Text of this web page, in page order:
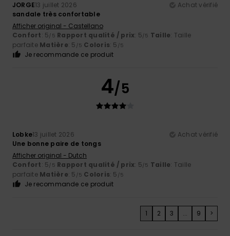
JORGE13 juillet 2026
Achat vérifié
sandale très confortable
Afficher original - Castellano
Confort: 5/5 Rapport qualité / prix: 5/5 Taille: Taille
parfaite Matière: 5 /5 Coloris: 5 /5
Je recommande ce produit
4/5
Lobke13 juillet 2026
Achat vérifié
Une bonne paire de tongs
Afficher original - Dutch
Confort: 5/5 Rapport qualité / prix: 5/5 Taille: Taille
parfaite Matière: 5 /5 Coloris: 5 /5
Je recommande ce produit
1 2 3 ... 9 >